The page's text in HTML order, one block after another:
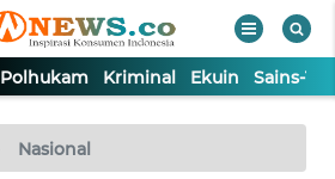
Polhukam Kriminal Ekuin Sains-
Nasional